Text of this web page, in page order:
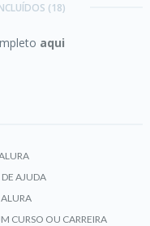
(18)
aqui
AJUDA
CURSO OU CARREIRA